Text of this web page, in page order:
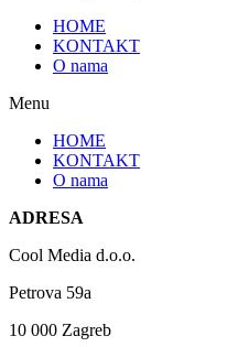
HOME
KONTAKT
O nama
Menu
HOME
KONTAKT
O nama
ADRESA
Cool Media d.o.o.
Petrova 59a
10 000 Zagreb